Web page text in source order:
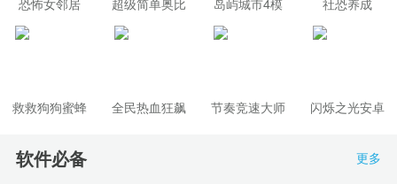
救救狗狗蜜蜂
全民热血狂飙 节奏竞速大师
闪烁之光安卓
软件必备 更多